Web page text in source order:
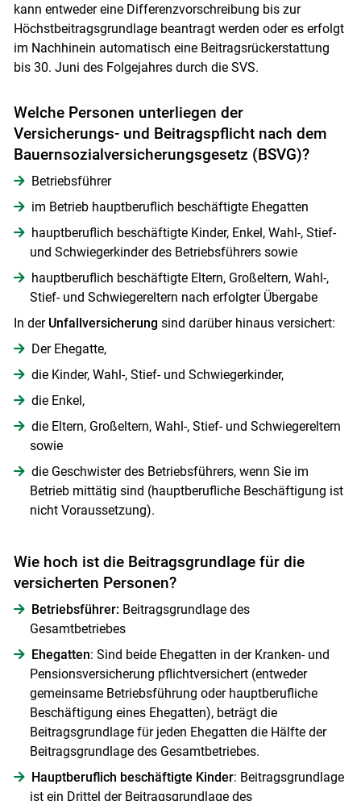
kann entweder eine Differenzvorschreibung bis zur
Höchstbeitragsgrundlage beantragt werden oder es erfolgt
im Nachhinein automatisch eine Beitragsrückerstattung
bis 30. Juni des Folgejahres durch die SVS.
Welche Personen unterliegen der
Versicherungs- und Beitragspflicht nach dem
Bauernsozialversicherungsgesetz (BSVG)?
Betriebsführer
im Betrieb hauptberuflich beschäftigte Ehegatten
hauptberuflich beschäftigte Kinder, Enkel, Wahl-, Stief-
und Schwiegerkinder des Betriebsführers sowie
hauptberuflich beschäftigte Eltern, Großeltern, Wahl-,
Stief- und Schwiegereltern nach erfolgter Übergabe
In der Unfallversicherungsind darüber hinaus versichert:
Der Ehegatte,
die Kinder, Wahl-, Stief- und Schwiegerkinder,
die Enkel,
die Eltern, Großeltern, Wahl-, Stief- und Schwiegereltern
sowie
die Geschwister des Betriebsführers, wenn Sie im
Betrieb mittätig sind (hauptberufliche Beschäftigung ist
nicht Voraussetzung).
Wie hoch ist die Beitragsgrundlage für die
versicherten Personen?
Betriebsführer: Beitragsgrundlage des
Gesamtbetriebes
Ehegatten: Sind beide Ehegatten in der Kranken- und
Pensionsversicherung pflichtversichert (entweder
gemeinsame Betriebsführung oder hauptberufliche
Beschäftigung eines Ehegatten), beträgt die
Beitragsgrundlage für jeden Ehegatten die Hälfte der
Beitragsgrundlage des Gesamtbetriebes.
Hauptberuflich beschäftigte Kinder: Beitragsgrundlage
ist ein Drittel der Beitragsgrundlage des